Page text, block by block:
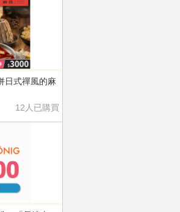
日式禪風的麻
12人已購買